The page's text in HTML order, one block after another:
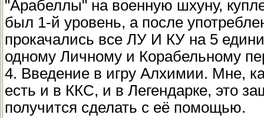
"Арабеллы" на военную шхуну,
был 1-й уровень, а после
прокачались все ЛУ И КУ на 5
одному Личному и Корабельному
4. Введение в игру Алхимии. Мне,
есть и в ККС, и в Легендарке, это
получится сделать с её помощью.